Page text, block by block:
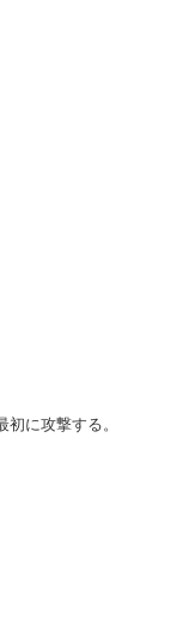
に攻撃する。